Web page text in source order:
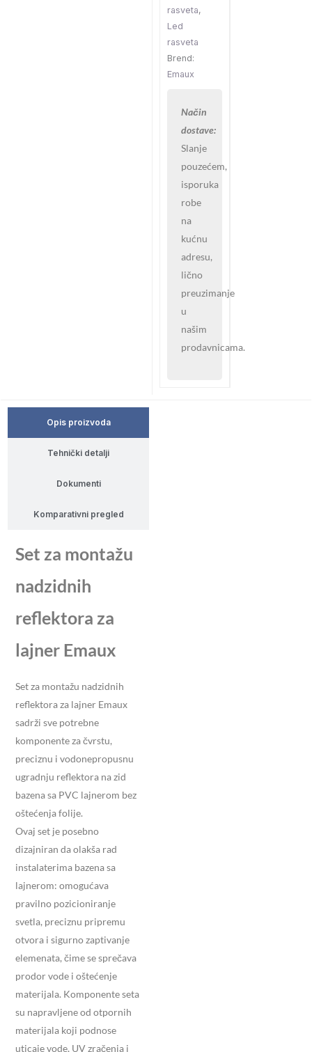
rasveta,
Led
rasveta
Brend:
Emaux
Način
dostave:
Slanje
pouzećem,
isporuka
robe
na
kućnu
adresu,
lično
preuzimanje
u
našim
prodavnicama.
Opis proizvoda
Tehnički detalji
Dokumenti
Komparativni pregled
Set za montažu
nadzidnih
reflektora za
lajner Emaux
Set za montažu nadzidnih
reflektora za lajner Emaux
sadrži sve potrebne
komponente za čvrstu,
preciznu i vodonepropusnu
ugradnju reflektora na zid
bazena sa PVC lajnerom bez
oštećenja folije.
Ovaj set je posebno
dizajniran da olakša rad
instalaterima bazena sa
lajnerom: omogućava
pravilno pozicioniranje
svetla, preciznu pripremu
otvora i sigurno zaptivanje
elemenata, čime se sprečava
prodor vode i oštećenje
materijala. Komponente seta
su napravljene od otpornih
materijala koji podnose
uticaje vode, UV zračenja i